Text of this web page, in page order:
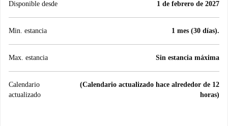
Disponible desde 1 de febrero de 2027
Min. estancia 1 mes (30 días).
Max. estancia Sin estancia máxima
Calendario
actualizado
(Calendario actualizado hace alrededor de 12
horas)